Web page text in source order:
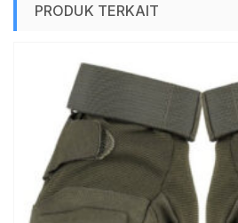
PRODUK TERKAIT